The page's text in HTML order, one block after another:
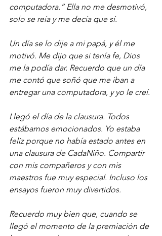
computadora.” Ella no me desmotivó,
solo se reía y me decía que sí.
Un día se lo dije a mi papá, y él me
motivó. Me dijo que si tenía fe, Dios
me la podía dar. Recuerdo que un día
me contó que soñó que me iban a
entregar una computadora, y yo le creí.
Llegó el día de la clausura. Todos
estábamos emocionados. Yo estaba
feliz porque no había estado antes en
una clausura de CadaNiño. Compartir
con mis compañeros y con mis
maestros fue muy especial. Incluso los
ensayos fueron muy divertidos.
Recuerdo muy bien que, cuando se
llegó el momento de la premiación de